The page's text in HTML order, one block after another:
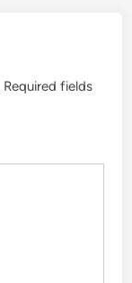
Required fields